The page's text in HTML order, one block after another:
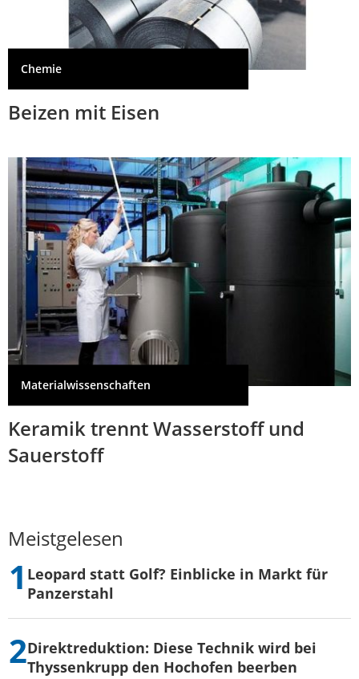
Chemie
Beizen mit Eisen
Materialwissenschaften
Keramik trennt Wasserstoff und
Sauerstoff
Meistgelesen
Leopard statt Golf? Einblicke in Markt für
Panzerstahl
Direktreduktion: Diese Technik wird bei
Thyssenkrupp den Hochofen beerben